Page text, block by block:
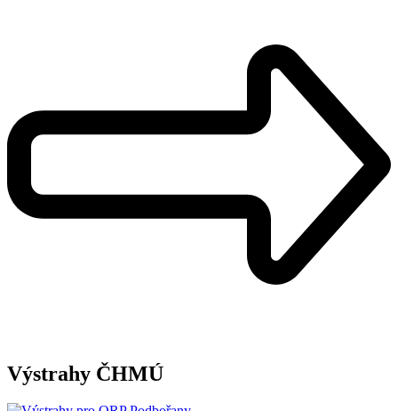
Výstrahy ČHMÚ